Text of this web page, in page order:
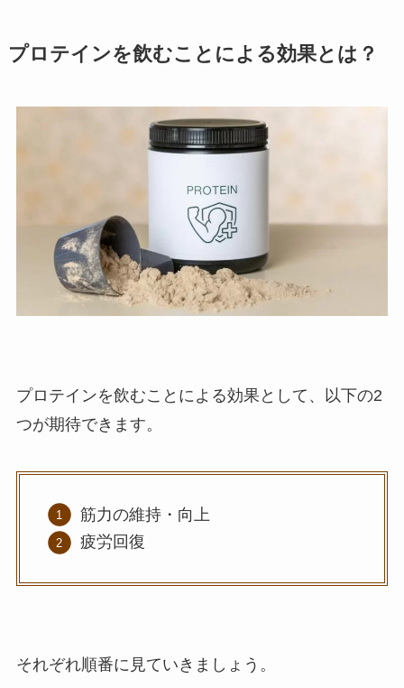
プロテインを飲むことによる効果とは？
プロテインを飲むことによる効果として、以下の2
つが期待できます。
筋力の維持・向上
疲労回復
それぞれ順番に見ていきましょう。